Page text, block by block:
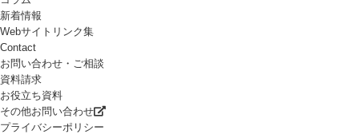
新着情報
Webサイトリンク集
Contact
お問い合わせ・ご相談
資料請求
お役立ち資料
その他お問い合わせ
プライバシーポリシー